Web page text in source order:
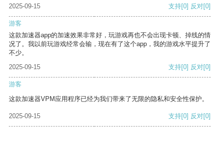
2025-09-15 支持[0] 反对[0]
游客
这款加速器app的加速效果非常好，玩游戏再也不会出现卡顿、掉线的情
况了。我以前玩游戏经常会输，现在有了这个app，我的游戏水平提升了
不少。
2025-09-15
支持[0] 反对[0]
游客
这款加速器VPM应用程序已经为我们带来了无限的隐私和安全性保护。
2025-09-15 支持[0] 反对[0]